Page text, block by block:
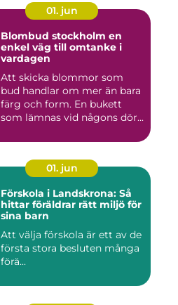
01. jun
Blombud stockholm en
enkel väg till omtanke i
vardagen
Att skicka blommor som
bud handlar om mer än bara
färg och form. En bukett
som lämnas vid någons dör...
01. jun
Förskola i Landskrona: Så
hittar föräldrar rätt miljö för
sina barn
Att välja förskola är ett av de
första stora besluten många
förä...